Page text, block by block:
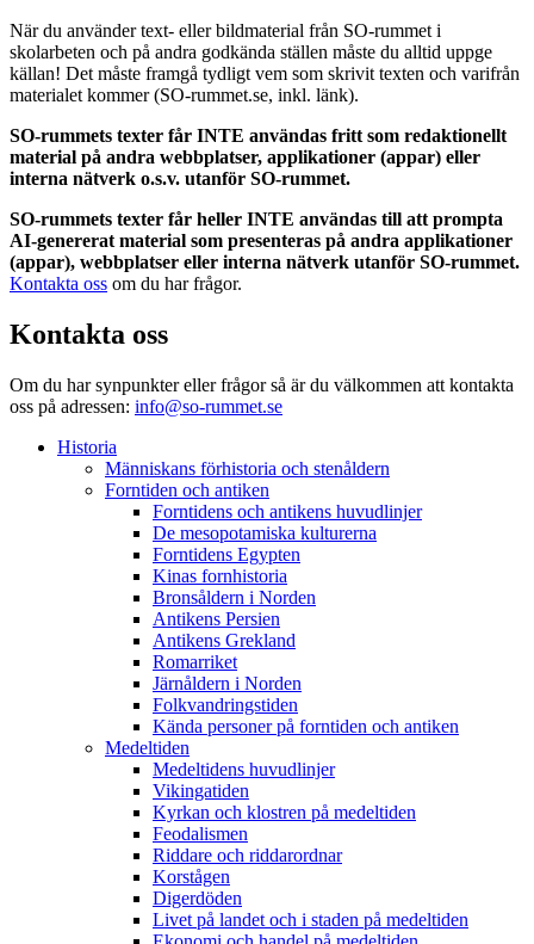
När du använder text- eller bildmaterial från SO-rummet i
skolarbeten och på andra godkända ställen måste du alltid uppge
källan! Det måste framgå tydligt vem som skrivit texten och varifrån
materialet kommer (SO-rummet.se, inkl. länk).
SO-rummets texter får INTE användas fritt som redaktionellt
material på andra webbplatser, applikationer (appar) eller
interna nätverk o.s.v. utanför SO-rummet.
SO-rummets texter får heller INTE användas till att prompta
AI-genererat material som presenteras på andra applikationer
(appar), webbplatser eller interna nätverk utanför SO-rummet.
Kontakta oss om du har frågor.
Kontakta oss
Om du har synpunkter eller frågor så är du välkommen att kontakta
oss på adressen: info@so-rummet.se
Historia
Människans förhistoria och stenåldern
Forntiden och antiken
Forntidens och antikens huvudlinjer
De mesopotamiska kulturerna
Forntidens Egypten
Kinas fornhistoria
Bronsåldern i Norden
Antikens Persien
Antikens Grekland
Romarriket
Järnåldern i Norden
Folkvandringstiden
Kända personer på forntiden och antiken
Medeltiden
Medeltidens huvudlinjer
Vikingatiden
Kyrkan och klostren på medeltiden
Feodalismen
Riddare och riddarordnar
Korstågen
Digerdöden
Livet på landet och i staden på medeltiden